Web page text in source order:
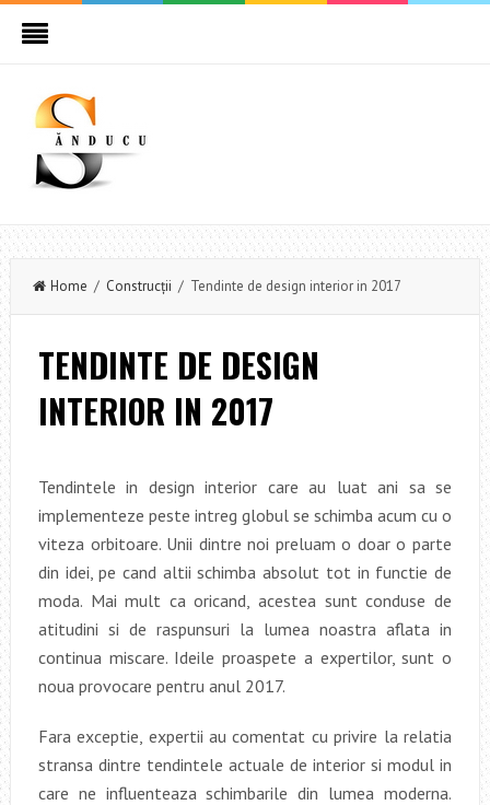
Home / Construcţii / Tendinte de design interior in 2017
TENDINTE DE DESIGN
INTERIOR IN 2017
Tendintele in design interior care au luat ani sa se
implementeze peste intreg globul se schimba acum cu o
viteza orbitoare. Unii dintre noi preluam o doar o parte
din idei, pe cand altii schimba absolut tot in functie de
moda. Mai mult ca oricand, acestea sunt conduse de
atitudini si de raspunsuri la lumea noastra aflata in
continua miscare. Ideile proaspete a expertilor, sunt o
noua provocare pentru anul 2017.
Fara exceptie, expertii au comentat cu privire la relatia
stransa dintre tendintele actuale de interior si modul in
care ne influenteaza schimbarile din lumea moderna.